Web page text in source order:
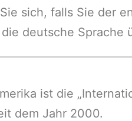
sich, falls Sie der
deutsche Sprache
ist die
dem Jahr 2000.